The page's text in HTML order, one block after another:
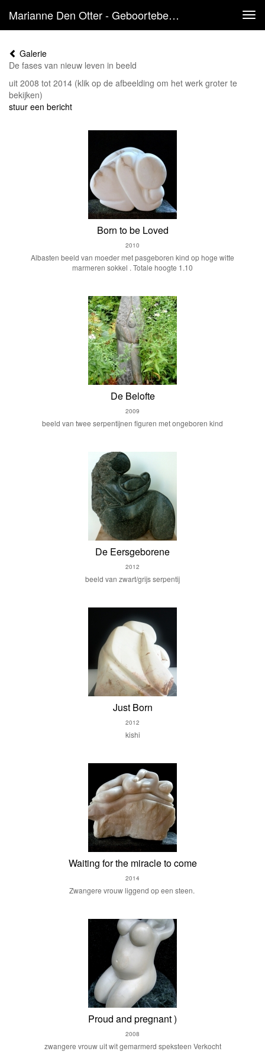
Marianne Den Otter - Geboortebeelden
Galerie
De fases van nieuw leven in beeld
uit 2008 tot 2014 (klik op de afbeelding om het werk groter te
bekijken)
stuur een bericht
Born to be Loved
2010
Albasten beeld van moeder met pasgeboren kind op hoge witte
marmeren sokkel . Totale hoogte 1.10
De Belofte
2009
beeld van twee serpentijnen figuren met ongeboren kind
De Eersgeborene
2012
beeld van zwart/grijs serpentij
Just Born
2012
kishi
Waiting for the miracle to come
2014
Zwangere vrouw liggend op een steen.
Proud and pregnant )
2008
zwangere vrouw uit wit gemarmerd speksteen Verkocht